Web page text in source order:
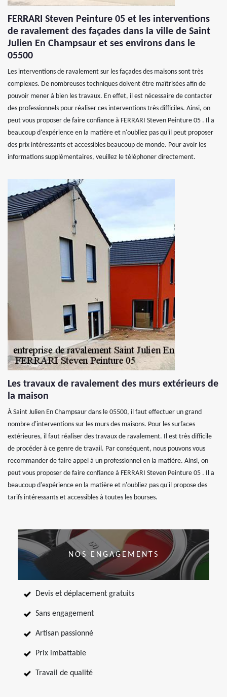
FERRARI Steven Peinture 05 et les interventions
de ravalement des façades dans la ville de Saint
Julien En Champsaur et ses environs dans le
05500
Les interventions de ravalement sur les façades des maisons sont très
complexes. De nombreuses techniques doivent être maîtrisées afin de
pouvoir mener à bien les travaux. En effet, il est nécessaire de contacter
des professionnels pour réaliser ces interventions très difficiles. Ainsi, on
peut vous proposer de faire confiance à FERRARI Steven Peinture 05 . Il a
beaucoup d'expérience en la matière et n'oubliez pas qu'il peut proposer
des prix intéressants et accessibles beaucoup de monde. Pour avoir les
informations supplémentaires, veuillez le téléphoner directement.
Les travaux de ravalement des murs extérieurs de
la maison
À Saint Julien En Champsaur dans le 05500, il faut effectuer un grand
nombre d'interventions sur les murs des maisons. Pour les surfaces
extérieures, il faut réaliser des travaux de ravalement. Il est très difficile
de procéder à ce genre de travail. Par conséquent, nous pouvons vous
recommander de faire appel à un professionnel en la matière. Ainsi, on
peut vous proposer de faire confiance à FERRARI Steven Peinture 05 . Il a
beaucoup d'expérience en la matière et n'oubliez pas qu'il propose des
tarifs intéressants et accessibles à toutes les bourses.
NOS ENGAGEMENTS
Devis et déplacement gratuits
Sans engagement
Artisan passionné
Prix imbattable
Travail de qualité